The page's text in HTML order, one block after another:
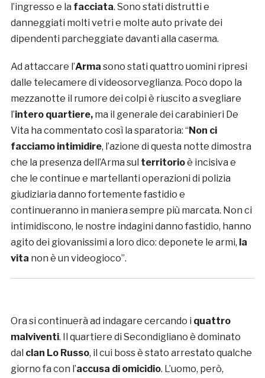
l’ingresso e la facciata. Sono stati distrutti e
danneggiati molti vetri e molte auto private dei
dipendenti parcheggiate davanti alla caserma.
Ad attaccare l’Arma sono stati quattro uomini ripresi
dalle telecamere di videosorveglianza. Poco dopo la
mezzanotte il rumore dei colpi è riuscito a svegliare
l’intero quartiere,ma il generale dei carabinieri De
Vita ha commentato così la sparatoria: “Non ci
facciamo intimidire, l’azione di questa notte dimostra
che la presenza dell’Arma sul territorioè incisiva e
che le continue e martellanti operazioni di polizia
giudiziaria danno fortemente fastidio e
continueranno in maniera sempre più marcata. Non ci
intimidiscono, le nostre indagini danno fastidio, hanno
agito dei giovanissimi a loro dico: deponete le armi, la
vita non è un videogioco”.
Ora si continuerà ad indagare cercando i quattro
malviventi. Il quartiere di Secondigliano è dominato
dal clan Lo Russo, il cui boss è stato arrestato qualche
giorno fa con l’accusa di omicidio. L’uomo, però,